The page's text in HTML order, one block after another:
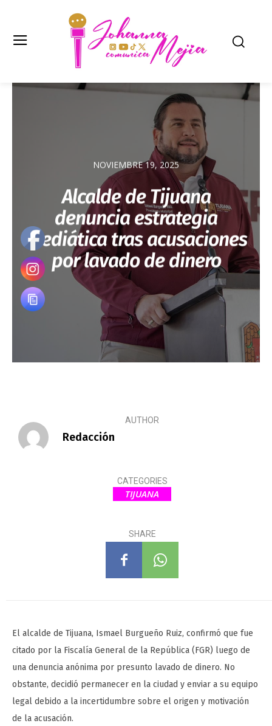
NOVIEMBRE 19, 2025
Alcalde de Tijuana
denuncia estrategia
mediática tras acusaciones
por lavado de dinero
AUTHOR
Redacción
CATEGORIES
TIJUANA
SHARE
El alcalde de Tijuana, Ismael Burgueño Ruiz, confirmó que fue
citado por la Fiscalía General de la República (FGR) luego de
una denuncia anónima por presunto lavado de dinero. No
obstante, decidió permanecer en la ciudad y enviar a su equipo
legal debido a la incertidumbre sobre el origen y motivación
de la acusación.